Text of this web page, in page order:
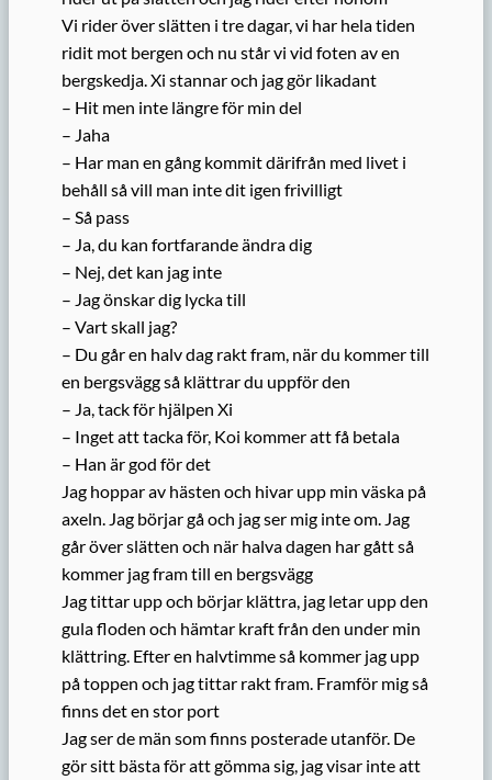
Vi rider över slätten i tre dagar, vi har hela tiden
ridit mot bergen och nu står vi vid foten av en
bergskedja. Xi stannar och jag gör likadant
– Hit men inte längre för min del
– Jaha
– Har man en gång kommit därifrån med livet i
behåll så vill man inte dit igen frivilligt
– Så pass
– Ja, du kan fortfarande ändra dig
– Nej, det kan jag inte
– Jag önskar dig lycka till
– Vart skall jag?
– Du går en halv dag rakt fram, när du kommer till
en bergsvägg så klättrar du uppför den
– Ja, tack för hjälpen Xi
– Inget att tacka för, Koi kommer att få betala
– Han är god för det
Jag hoppar av hästen och hivar upp min väska på
axeln. Jag börjar gå och jag ser mig inte om. Jag
går över slätten och när halva dagen har gått så
kommer jag fram till en bergsvägg
Jag tittar upp och börjar klättra, jag letar upp den
gula floden och hämtar kraft från den under min
klättring. Efter en halvtimme så kommer jag upp
på toppen och jag tittar rakt fram. Framför mig så
finns det en stor port
Jag ser de män som finns posterade utanför. De
gör sitt bästa för att gömma sig, jag visar inte att